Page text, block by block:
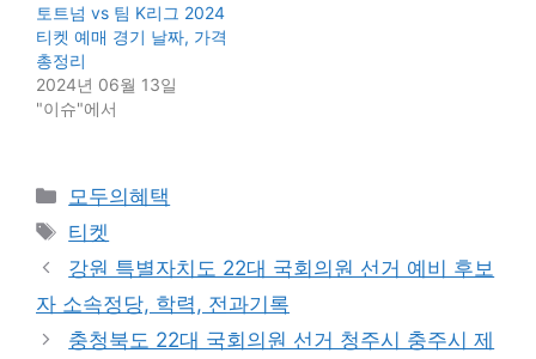
토트넘 vs 팀 K리그 2024
티켓 예매 경기 날짜, 가격
총정리
2024년 06월 13일
"이슈"에서
Categories
모두의혜택
Tags
티켓
강원 특별자치도 22대 국회의원 선거 예비 후보
자 소속정당, 학력, 전과기록
충청북도 22대 국회의원 선거 청주시 충주시 제